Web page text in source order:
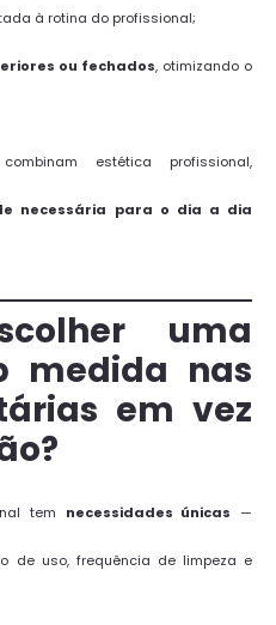
à rotina do profissional;
ou fechados, otimizando o
estética profissional,
necessária para o dia a dia
uma
medida nas
em vez
tem necessidades únicas —
de uso, frequência de limpeza e